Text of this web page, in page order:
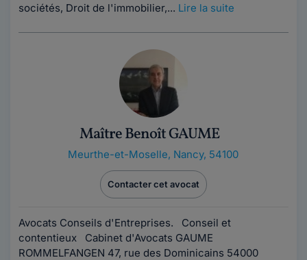
sociétés, Droit de l'immobilier,... Lire la suite
Maître Benoît GAUME
Meurthe-et-Moselle, Nancy, 54100
Contacter cet avocat
Avocats Conseils d'Entreprises. Conseil et
contentieux Cabinet d'Avocats GAUME
ROMMELFANGEN 47, rue des Dominicains 54000